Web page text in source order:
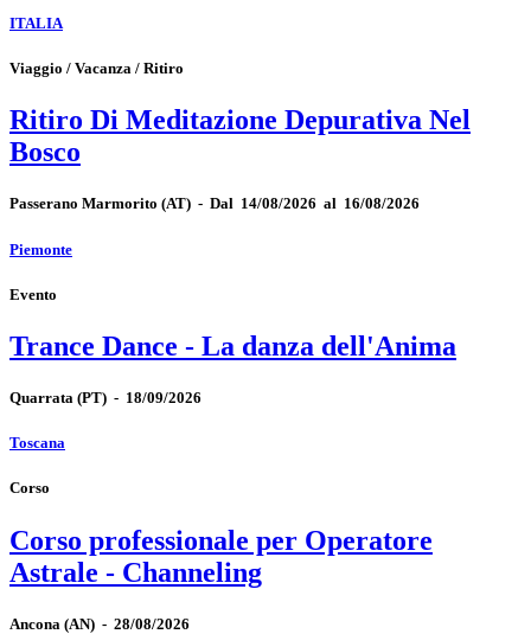
ITALIA
Viaggio / Vacanza / Ritiro
Ritiro Di Meditazione Depurativa Nel
Bosco
Passerano Marmorito (AT) - Dal 14/08/2026 al 16/08/2026
Piemonte
Evento
Trance Dance - La danza dell'Anima
Quarrata (PT) - 18/09/2026
Toscana
Corso
Corso professionale per Operatore
Astrale - Channeling
Ancona (AN) - 28/08/2026